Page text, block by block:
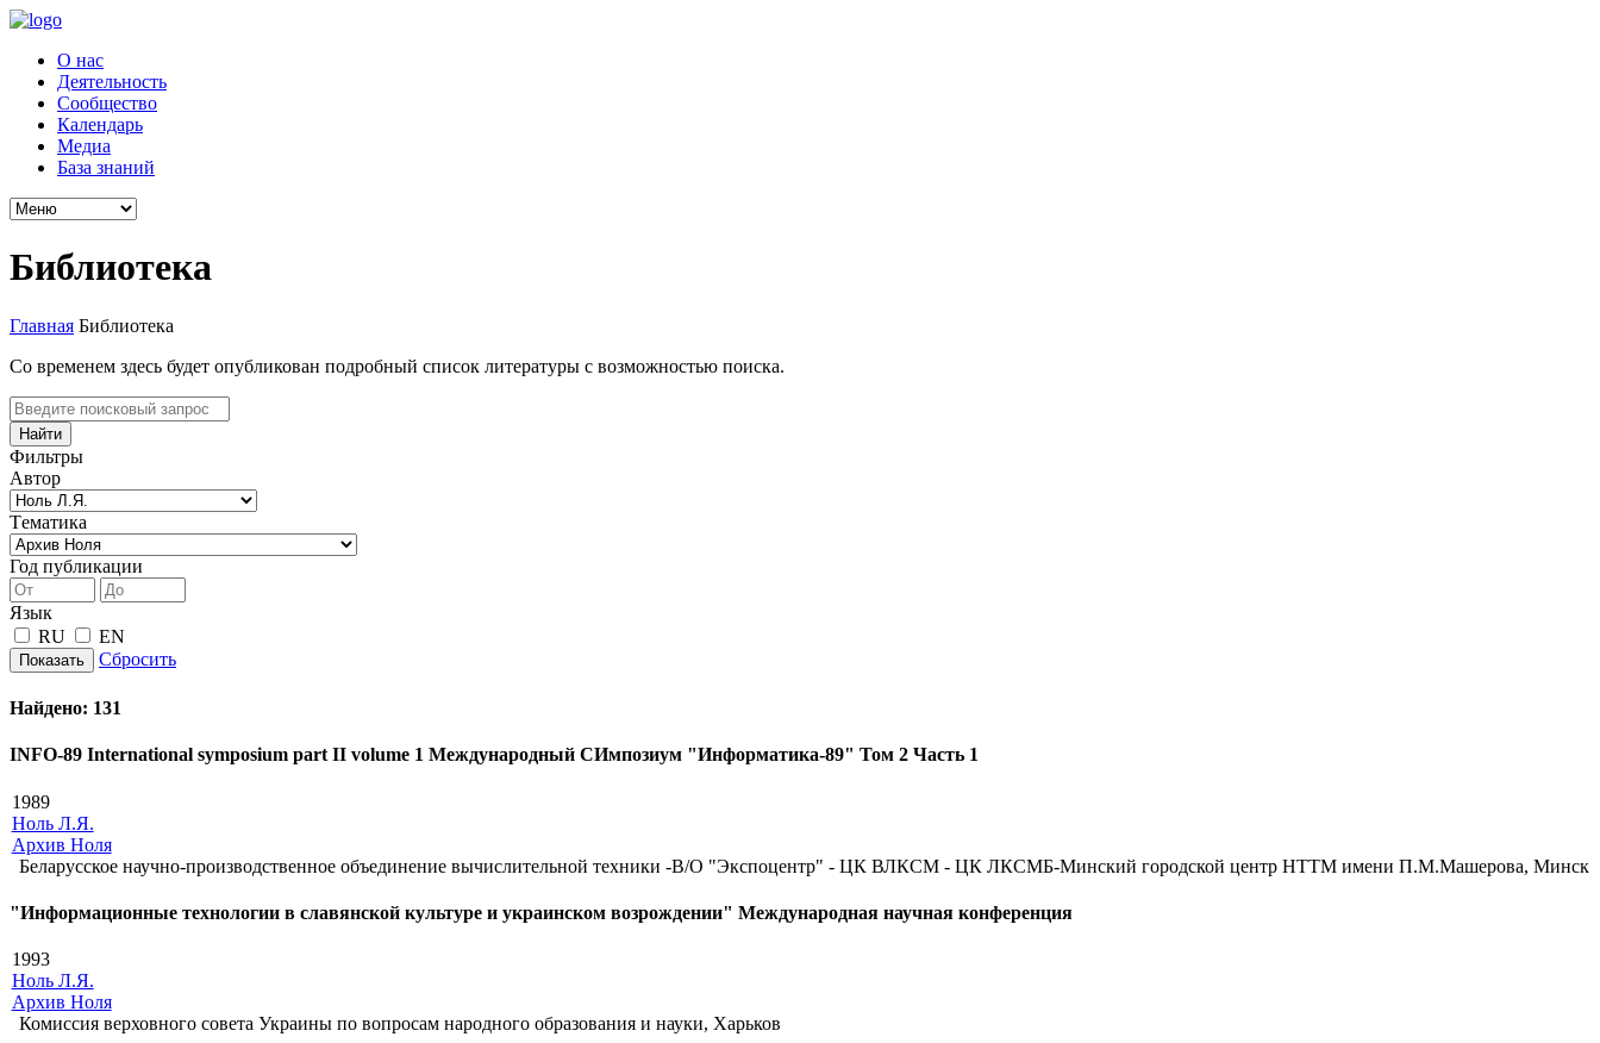
О нас
Деятельность
Сообщество
Календарь
Медиа
База знаний
Библиотека
Главная Библиотека
Со временем здесь будет опубликован подробный список литературы с возможностью поиска.
Найти
Фильтры
Автор
Tематика
Год публикации
Язык
RU
EN
Показать Сбросить
Найдено: 131
INFO-89 International symposium part II volume 1 Международный СИмпозиум "Информатика-89" Том 2 Часть 1
1989
Ноль Л.Я.
Архив Ноля
Беларусское научно-производственное объединение вычислительной техники -В/О "Экспоцентр" - ЦК ВЛКСМ - ЦК ЛКСМБ-Минский городской центр НТТМ имени П.М.Машерова, Минск
"Информационные технологии в славянской культуре и украинском возрождении" Международная научная конференция
1993
Ноль Л.Я.
Архив Ноля
Комиссия верховного совета Украины по вопросам народного образования и науки, Харьков